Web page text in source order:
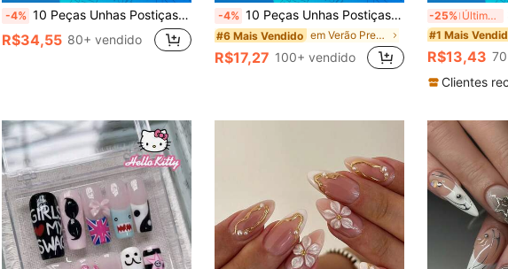
-4% 10 Peças Unhas Postiças Y2K em Formato de Amêndoa Curtas com Escultura 3D, Impressão Marrom e Dourado, Estilo Francês Feito à Mão, Base Cor Nude, Mocha Mousse
R$34,55 80+ vendido
-4% 10 Peças Unhas Postiças Estilo Y2K, Flor 3D, Joaninha & Padrão Xadrez, Unhas Acrílicas Formato Amêndoa Médio, Adequadas para Férias de Verão & Encontros Casuais
#6 Mais Vendido em Verão Press On Nails
R$17,27 100+ vendido
-25% Últimos 3 dias
#1 Mais
R$13,43
Clientes